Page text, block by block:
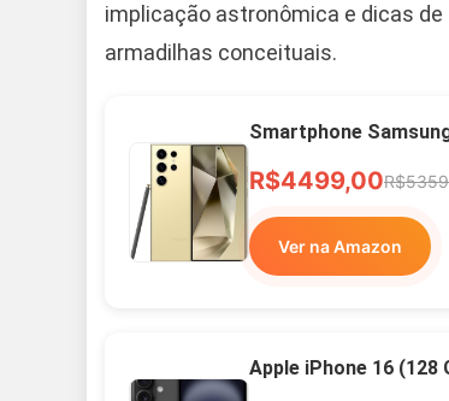
implicação astronômica e dicas
armadilhas conceituais.
Smartphone
R$4499,00
Ver na Amazon
Apple iPhone 16 (128